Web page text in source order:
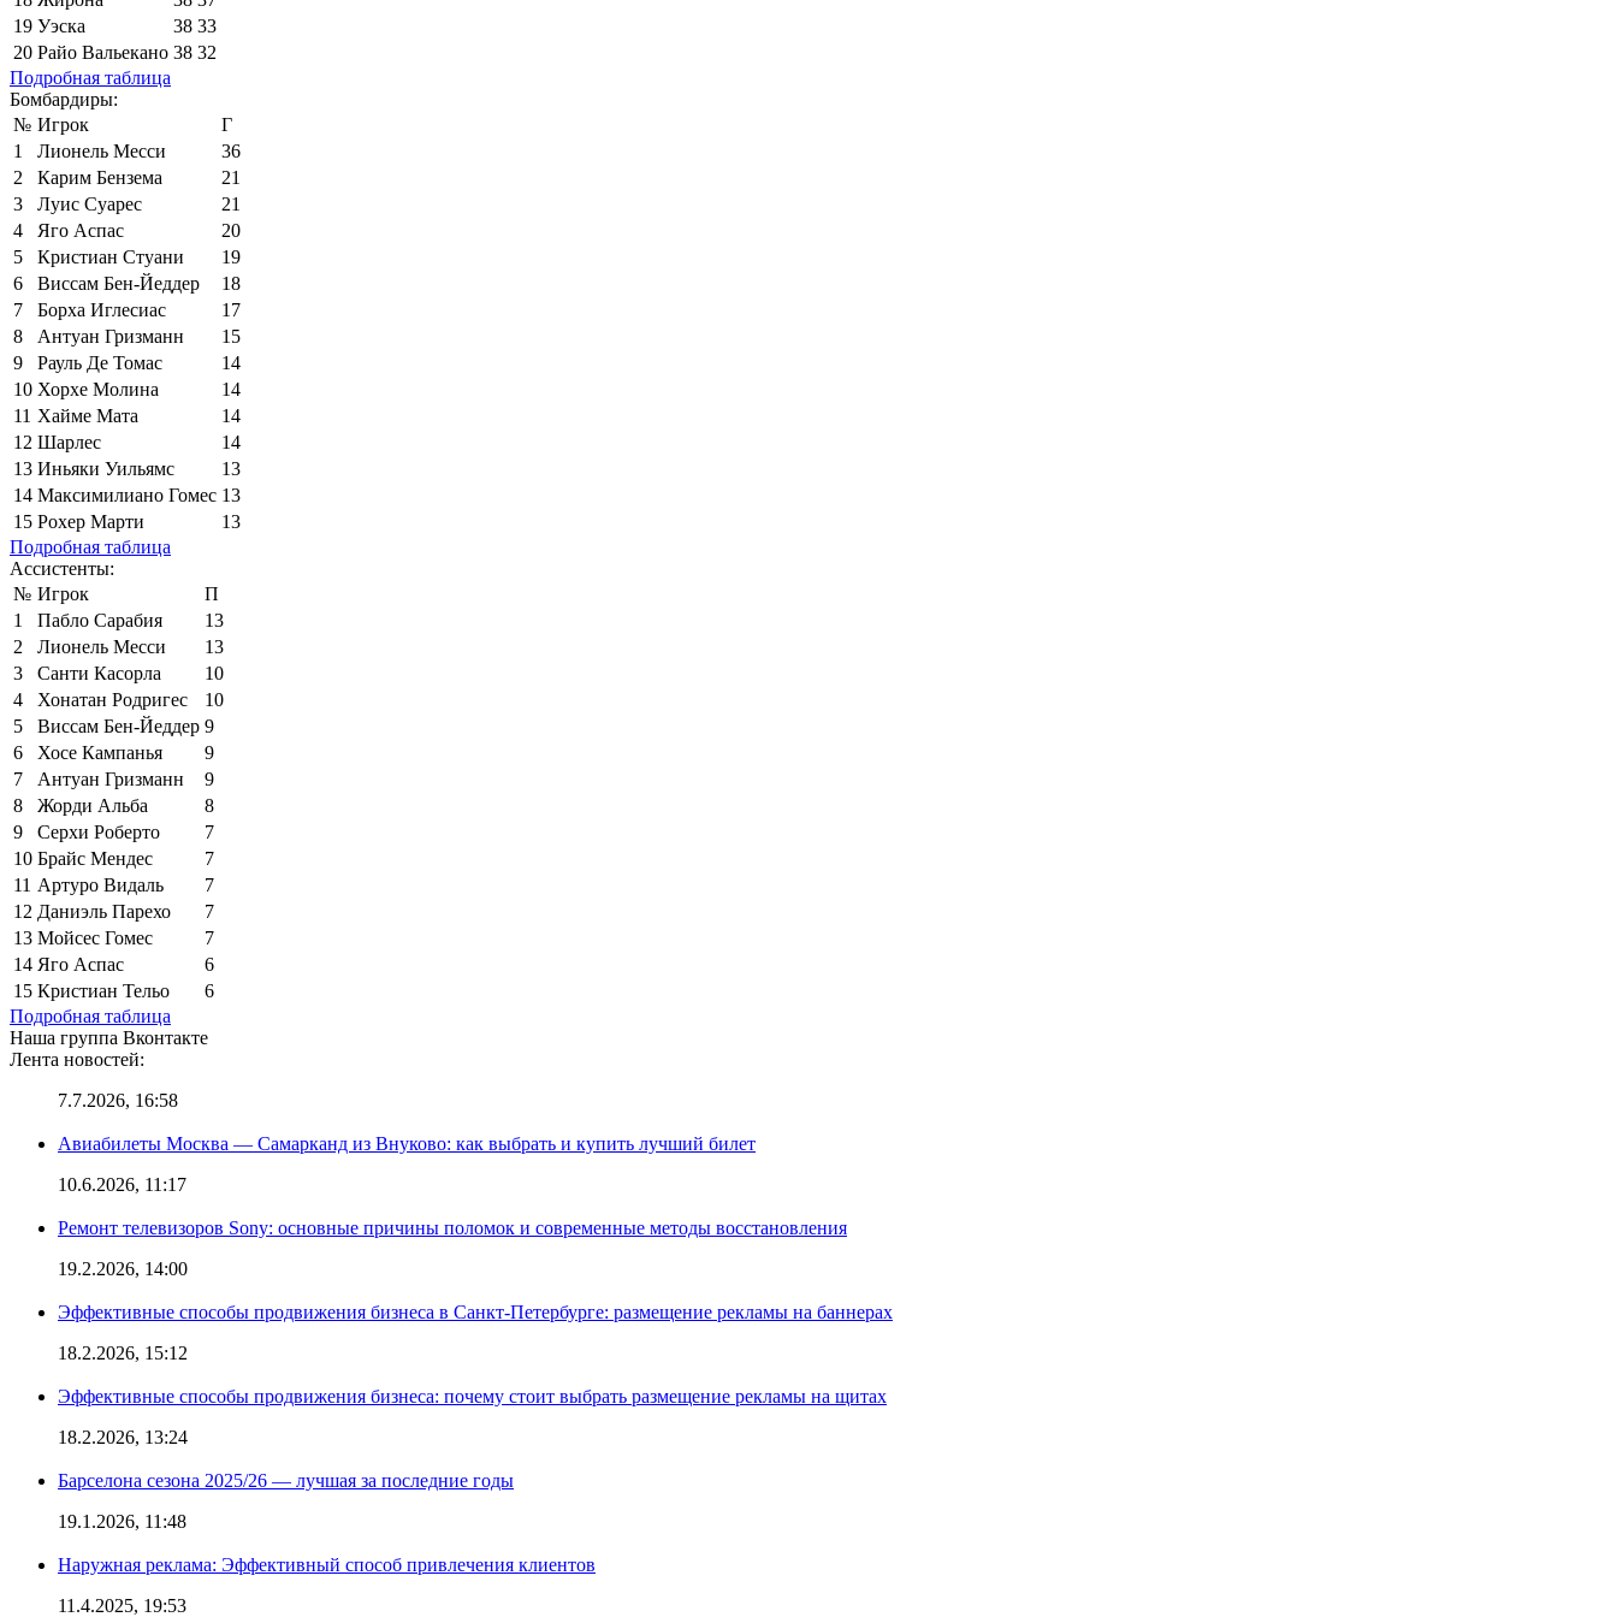
19 Уэска 38 33
20 Райо Вальекано 38 32
Подробная таблица
Бомбардиры:
№ Игрок
Г
1
Лионель Месси
36
2
Карим Бензема
21
3
Луис Суарес
21
4
Яго Аспас
20
5
Кристиан Стуани
19
6
Виссам Бен-Йеддер
18
7
Борха Иглесиас
17
8
Антуан Гризманн
15
9
Рауль Де Томас
14
10 Хорхе Молина
14
11 Хайме Мата
14
12 Шарлес
14
13 Иньяки Уильямс
13
14 Максимилиано Гомес 13
15 Рохер Марти
13
Подробная таблица
Ассистенты:
№ Игрок
П
1
Пабло Сарабия
13
2
Лионель Месси
13
3
Санти Касорла
10
4
Хонатан Родригес
10
5
Виссам Бен-Йеддер 9
6
Хосе Кампанья
9
7
Антуан Гризманн
9
8
Жорди Альба
8
9
Серхи Роберто
7
10 Брайс Мендес
7
11 Артуро Видаль
7
12 Даниэль Парехо
7
13 Мойсес Гомес
7
14 Яго Аспас
6
15 Кристиан Тельо
6
Подробная таблица
Наша группа Вконтакте
Лента новостей:
7.7.2026, 16:58
Авиабилеты Москва — Самарканд из Внуково: как выбрать и купить лучший билет
10.6.2026, 11:17
Ремонт телевизоров Sony: основные причины поломок и современные методы восстановления
19.2.2026, 14:00
Эффективные способы продвижения бизнеса в Санкт-Петербурге: размещение рекламы на баннерах
18.2.2026, 15:12
Эффективные способы продвижения бизнеса: почему стоит выбрать размещение рекламы на щитах
18.2.2026, 13:24
Барселона сезона 2025/26 — лучшая за последние годы
19.1.2026, 11:48
Наружная реклама: Эффективный способ привлечения клиентов
11.4.2025, 19:53